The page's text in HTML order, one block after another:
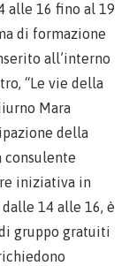
alle 16 fino al 19
di formazione
all’interno
“Le vie della
Mara
della
consulente
iniziativa in
14 alle 16, è
gruppo gratuiti